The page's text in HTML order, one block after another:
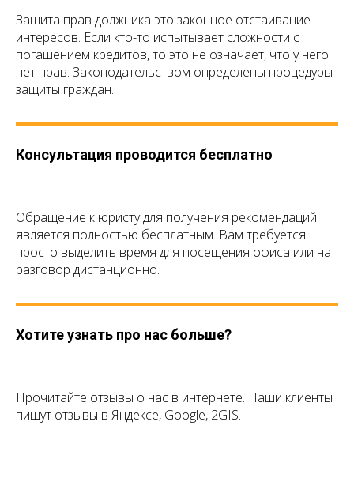
Защита прав должника это законное отстаивание
интересов. Если кто-то испытывает сложности с
погашением кредитов, то это не означает, что у него
нет прав. Законодательством определены процедуры
защиты граждан.
Консультация проводится бесплатно
Обращение к юристу для получения рекомендаций
является полностью бесплатным. Вам требуется
просто выделить время для посещения офиса или на
разговор дистанционно.
Хотите узнать про нас больше?
Прочитайте отзывы о нас в интернете. Наши клиенты
пишут отзывы в Яндексе, Google, 2GIS.